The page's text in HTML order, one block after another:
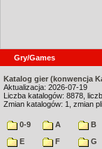
Gry/Games
Katalog gier (konwencja
Aktualizacja: 2026-07-19
Liczba katalogów: 8878,
Zmian katalogów: 1, zmian
0-9 A B
E
F G